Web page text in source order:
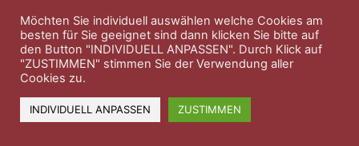
Möchten Sie individuell auswählen welche Cookies am
besten für Sie geeignet sind dann klicken Sie bitte auf
den Button "INDIVIDUELL ANPASSEN". Durch Klick auf
"ZUSTIMMEN" stimmen Sie der Verwendung aller
Cookies zu.
INDIVIDUELL ANPASSEN ZUSTIMMEN